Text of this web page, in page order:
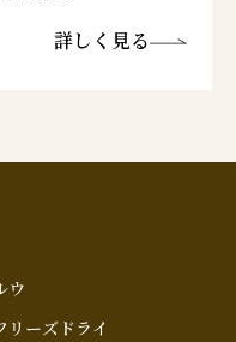
詳しく見る
ウ
リーズドライ